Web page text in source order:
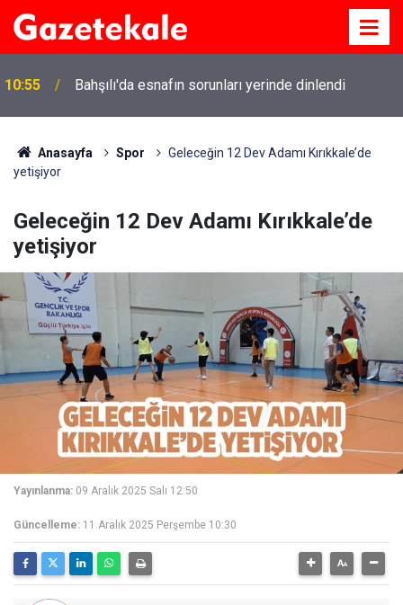
10:55 Bahşılı'da esnafın sorunları yerinde dinlendi
Anasayfa Spor
Geleceğin 12 Dev Adamı Kırıkkale’de
yetişiyor
Geleceğin 12 Dev Adamı Kırıkkale’de
yetişiyor
Yayınlanma: 09 Aralık 2025 Salı 12:50
Güncelleme: 11 Aralık 2025 Perşembe 10:30